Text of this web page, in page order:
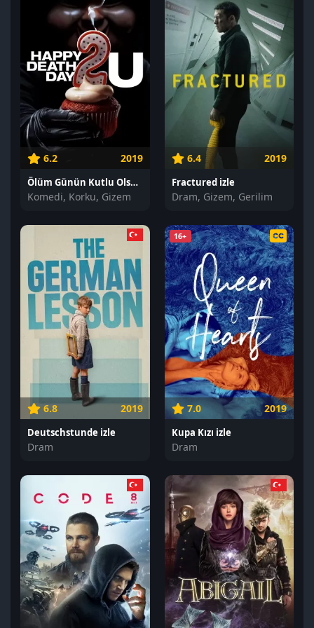
6.2 2019
Ölüm Günün Kutlu Olsun 2 izle
Komedi, Korku, Gizem
6.4 2019
Fractured izle
Dram, Gizem, Gerilim
6.8 2019
Deutschstunde izle
Dram
16+
7.0 2019
Kupa Kızı izle
Dram